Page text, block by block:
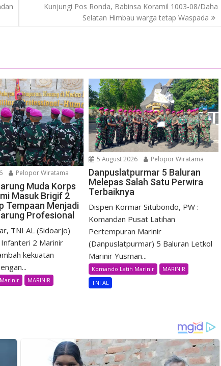
Kunjungi Pos Ronda, Babinsa Koramil 1003-08/Daha
Selatan Himbau warga tetap Waspada
Pelopor Wiratama
Muda Korps
Masuk Brigif 2
Tempaan Menjadi
Profesional
TNI AL (Sidoarjo)
2 Marinir
kekuatan
MARINIR
5 August 2026 Pelopor Wiratama
Danpuslatpurmar 5 Baluran
Melepas Salah Satu Perwira
Terbaiknya
Dispen Kormar Situbondo, PW :
Komandan Pusat Latihan
Pertempuran Marinir
(Danpuslatpurmar) 5 Baluran Letkol
Marinir Yusman...
Komando Latih Marinir
MARINIR
TNI AL